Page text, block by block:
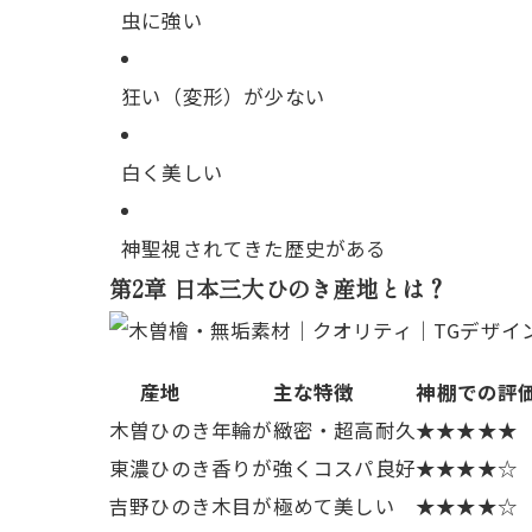
虫に強い
狂い（変形）が少ない
白く美しい
神聖視されてきた歴史がある
第2章 日本三大ひのき産地とは？
産地 主な特徴
神棚での評
木曽ひのき年輪が緻密・超高耐久★★★★★
東濃ひのき香りが強くコスパ良好★★★★☆
吉野ひのき木目が極めて美しい ★★★★☆